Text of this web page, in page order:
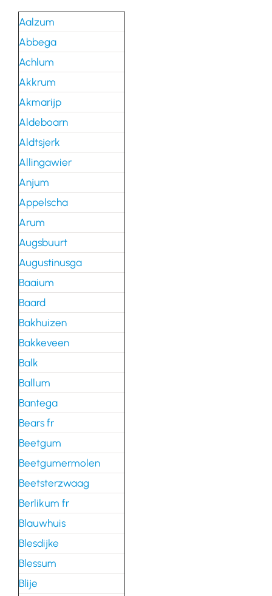
Aalzum
Abbega
Achlum
Akkrum
Akmarijp
Aldeboarn
Aldtsjerk
Allingawier
Anjum
Appelscha
Arum
Augsbuurt
Augustinusga
Baaium
Baard
Bakhuizen
Bakkeveen
Balk
Ballum
Bantega
Bears fr
Beetgum
Beetgumermolen
Beetsterzwaag
Berlikum fr
Blauwhuis
Blesdijke
Blessum
Blije